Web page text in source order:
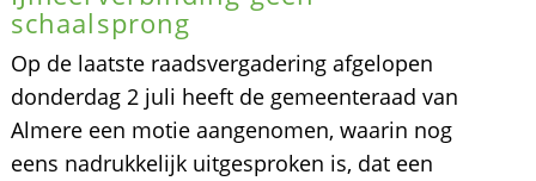
schaalsprong
Op de laatste raadsvergadering afgelopen
donderdag 2 juli heeft de gemeenteraad van
Almere een motie aangenomen, waarin nog
eens nadrukkelijk uitgesproken is, dat een